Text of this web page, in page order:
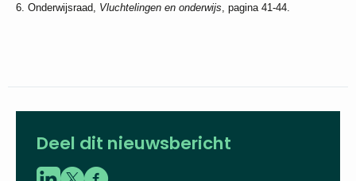
6. Onderwijsraad, Vluchtelingen en onderwijs , pagina 41-44.
Deel dit nieuwsbericht